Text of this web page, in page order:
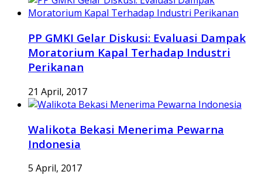
PP GMKI Gelar Diskusi: Evaluasi Dampak
Moratorium Kapal Terhadap Industri
Perikanan
21 April, 2017
Walikota Bekasi Menerima Pewarna
Indonesia
5 April, 2017